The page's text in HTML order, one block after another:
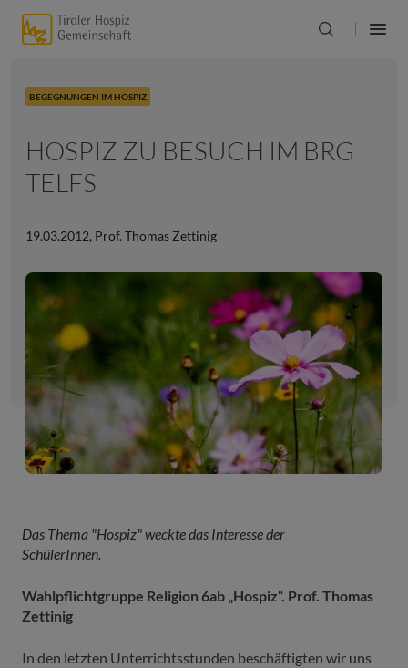
BEGEGNUNGEN IM HOSPIZ
HOSPIZ ZU BESUCH IM BRG
TELFS
19.03.2012, Prof. Thomas Zettinig
Das Thema "Hospiz" weckte das Interesse der
SchülerInnen.
Wahlpflichtgruppe Religion 6ab „Hospiz“. Prof. Thomas
Zettinig
In den letzten Unterrichtsstunden beschäftigten wir uns